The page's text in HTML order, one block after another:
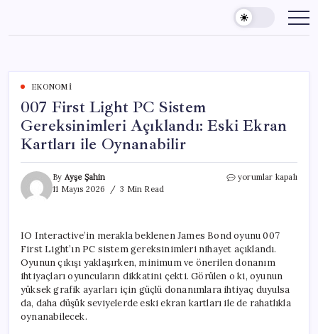
content
EKONOMI
007 First Light PC Sistem
Gereksinimleri Açıklandı: Eski Ekran
Kartları ile Oynanabilir
By Ayşe Şahin
11 Mayıs 2026
3 Min Read
007
Gereksinimleri
Açıklandı:
Eski
Ekran
Kartları
ile
Oynanabilir
yorumlar kapalı
IO Interactive’in merakla beklenen James Bond oyunu 007
First Light’ın PC sistem gereksinimleri nihayet açıklandı.
Oyunun çıkışı yaklaşırken, minimum ve önerilen donanım
ihtiyaçları oyuncuların dikkatini çekti. Görülen o ki, oyunun
yüksek grafik ayarları için güçlü donanımlara ihtiyaç duyulsa
da, daha düşük seviyelerde eski ekran kartları ile de rahatlıkla
oynanabilecek.